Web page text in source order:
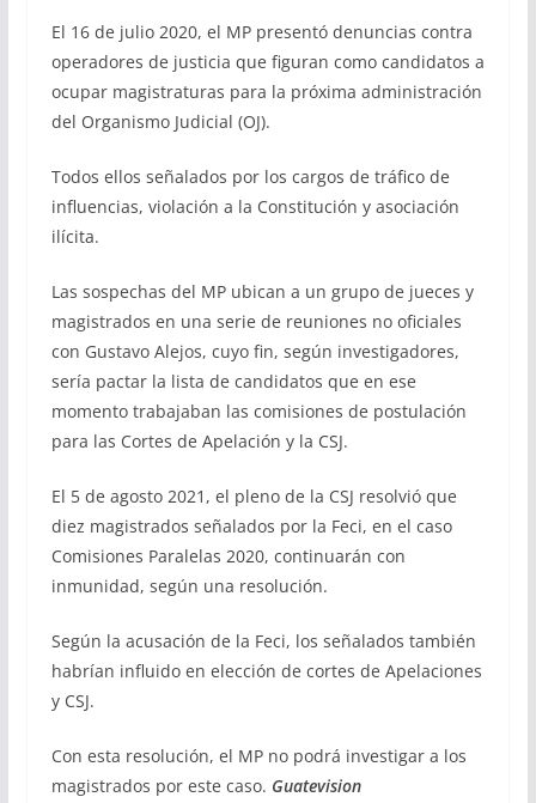
El 16 de julio 2020, el MP presentó denuncias contra
operadores de justicia que figuran como candidatos a
ocupar magistraturas para la próxima administración
del Organismo Judicial (OJ).
Todos ellos señalados por los cargos de tráfico de
influencias, violación a la Constitución y asociación
ilícita.
Las sospechas del MP ubican a un grupo de jueces y
magistrados en una serie de reuniones no oficiales
con Gustavo Alejos, cuyo fin, según investigadores,
sería pactar la lista de candidatos que en ese
momento trabajaban las comisiones de postulación
para las Cortes de Apelación y la CSJ.
El 5 de agosto 2021, el pleno de la CSJ resolvió que
diez magistrados señalados por la Feci, en el caso
Comisiones Paralelas 2020, continuarán con
inmunidad, según una resolución.
Según la acusación de la Feci, los señalados también
habrían influido en elección de cortes de Apelaciones
y CSJ.
Con esta resolución, el MP no podrá investigar a los
magistrados por este caso. Guatevision